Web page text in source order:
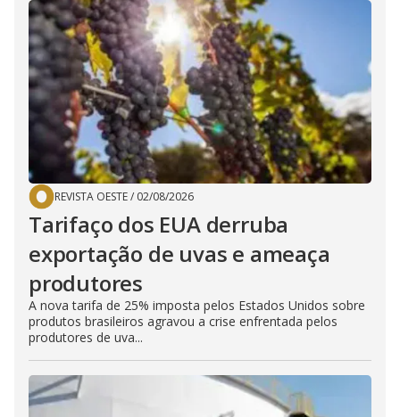
REVISTA OESTE/ 02/08/2026
Tarifaço dos EUA derruba
exportação de uvas e ameaça
produtores
A nova tarifa de 25% imposta pelos Estados Unidos sobre
produtos brasileiros agravou a crise enfrentada pelos
produtores de uva...